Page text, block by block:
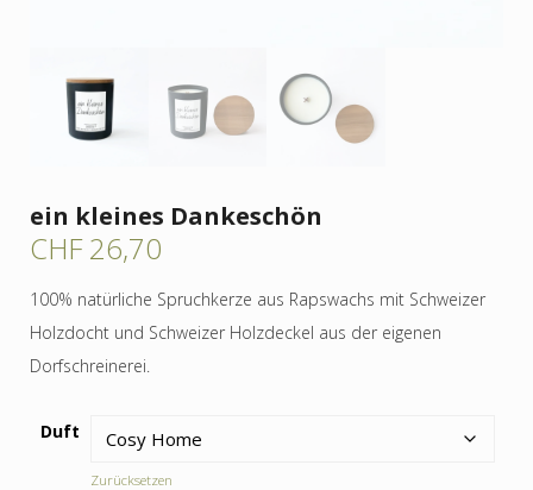
ein kleines Dankeschön
CHF26,70
100% natürliche Spruchkerze aus Rapswachs mit Schweizer
Holzdocht und Schweizer Holzdeckel aus der eigenen
Dorfschreinerei.
Duft
Zurücksetzen